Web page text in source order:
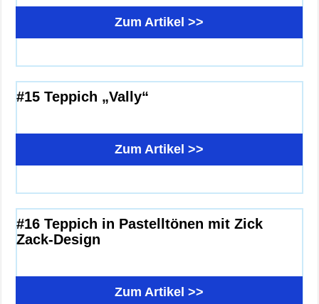
Zum Artikel >>
#15 Teppich „Vally“
Zum Artikel >>
#16 Teppich in Pastelltönen mit Zick
Zack-Design
Zum Artikel >>